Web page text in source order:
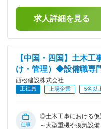
ネル・シールド・土
な幅広い土木工事案件
工事の業務経験がな
機や換気設備、濁水
がございます。それ
守について全般管理す
建設の工事実績一覧＞
https://www.nishimatsu.co.jp/
エリアについて： 秋
備職として活躍したい
は活躍の機会がござ
／35歳：967万／40
を選択の場合はモデル
あくまでも目安の金
求人詳細を見る
【中国・四国】土木
け・管理）◆設備職専
西松建設株式会社
正社員 上場企業 5名以
仕事
◎土木工事における仮
～大型重機や換気設